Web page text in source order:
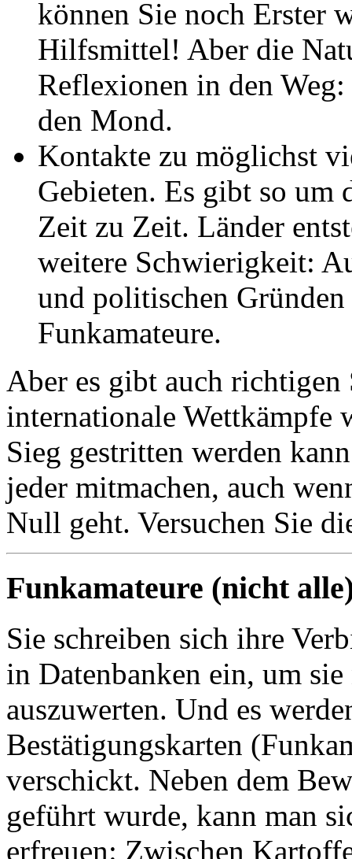
können Sie noch Erster
Hilfsmittel! Aber die
Reflexionen in den
den Mond.
Kontakte zu möglichst
Gebieten. Es gibt so um
Zeit zu Zeit. Länder
weitere Schwierigkeit:
und politischen
Funkamateure.
Aber es gibt auch
internationale Wettkämpfe
Sieg gestritten werden
jeder mitmachen, auch
Null geht. Versuchen Sie
Funkamateure (nicht
Sie schreiben sich ihre
in Datenbanken ein, um
auszuwerten. Und es
Bestätigungskarten
verschickt. Neben dem
geführt wurde, kann man
erfreuen: Zwischen